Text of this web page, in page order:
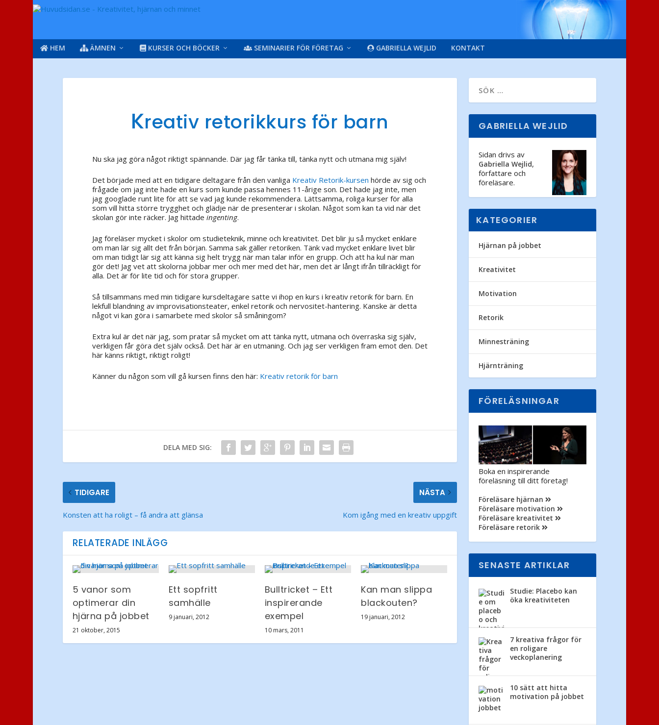
HEM ÄMNEN KURSER OCH BÖCKER SEMINARIER FÖR FÖRETAG GABRIELLA WEJLID KONTAKT
Kreativ retorikkurs för barn
Nu ska jag göra något riktigt spännande. Där jag får tänka till, tänka nytt och utmana mig själv!
Det började med att en tidigare deltagare från den vanliga Kreativ Retorik-kursen hörde av sig och
frågade om jag inte hade en kurs som kunde passa hennes 11-årige son. Det hade jag inte, men
jag googlade runt lite för att se vad jag kunde rekommendera. Lättsamma, roliga kurser för alla
som vill hitta större trygghet och glädje när de presenterar i skolan. Något som kan ta vid när det
skolan gör inte räcker. Jag hittade ingenting.
Jag föreläser mycket i skolor om studieteknik, minne och kreativitet. Det blir ju så mycket enklare
om man lär sig allt det från början. Samma sak gäller retoriken. Tänk vad mycket enklare livet blir
om man tidigt lär sig att känna sig helt trygg när man talar inför en grupp. Och att ha kul när man
gör det! Jag vet att skolorna jobbar mer och mer med det här, men det är långt ifrån tillräckligt för
alla. Det är för lite tid och för stora grupper.
Så tillsammans med min tidigare kursdeltagare satte vi ihop en kurs i kreativ retorik för barn. En
lekfull blandning av improvisationsteater, enkel retorik och nervositet-hantering. Kanske är detta
något vi kan göra i samarbete med skolor så småningom?
Extra kul är det när jag, som pratar så mycket om att tänka nytt, utmana och överraska sig själv,
verkligen får göra det själv också. Det här är en utmaning. Och jag ser verkligen fram emot den. Det
här känns riktigt, riktigt roligt!
Känner du någon som vill gå kursen finns den här: Kreativ retorik för barn
DELA MED SIG:
TIDIGARE
Konsten att ha roligt – få andra att glänsa
NÄSTA
Kom igång med en kreativ uppgift
RELATERADE INLÄGG
5 vanor som
optimerar din
hjärna på jobbet
21 oktober, 2015
Ett sopfritt
samhälle
9 januari, 2012
Bulltricket – Ett
inspirerande
exempel
10 mars, 2011
Kan man slippa
blackouten?
19 januari, 2012
GABRIELLA WEJLID
Sidan drivs av
Gabriella Wejlid,
författare och
föreläsare.
KATEGORIER
Hjärnan på jobbet
Kreativitet
Motivation
Retorik
Minnesträning
Hjärnträning
FÖRELÄSNINGAR
Boka en inspirerande
föreläsning till ditt företag!
Föreläsare hjärnan
Föreläsare motivation
Föreläsare kreativitet
Föreläsare retorik
SENASTE ARTIKLAR
Studie: Placebo kan
öka kreativiteten
7 kreativa frågor för
en roligare
veckoplanering
10 sätt att hitta
motivation på jobbet